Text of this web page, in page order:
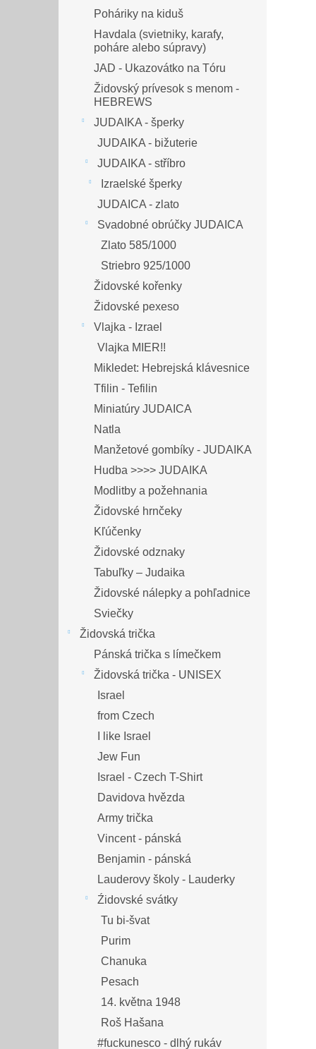
Poháriky na kiduš
Havdala (svietniky, karafy,
poháre alebo súpravy)
JAD - Ukazovátko na Tóru
Židovský prívesok s menom -
HEBREWS
JUDAIKA - šperky
JUDAIKA - bižuterie
JUDAIKA - stříbro
Izraelské šperky
JUDAICA - zlato
Svadobné obrúčky JUDAICA
Zlato 585/1000
Striebro 925/1000
Židovské kořenky
Židovské pexeso
Vlajka - Izrael
Vlajka MIER!!
Mikledet: Hebrejská klávesnice
Tfilin - Tefilin
Miniatúry JUDAICA
Natla
Manžetové gombíky - JUDAIKA
Hudba >>>> JUDAIKA
Modlitby a požehnania
Židovské hrnčeky
Kľúčenky
Židovské odznaky
Tabuľky – Judaika
Židovské nálepky a pohľadnice
Sviečky
Židovská trička
Pánská trička s límečkem
Židovská trička - UNISEX
Israel
from Czech
I like Israel
Jew Fun
Israel - Czech T-Shirt
Davidova hvězda
Army trička
Vincent - pánská
Benjamin - pánská
Lauderovy školy - Lauderky
Źidovské svátky
Tu bi-švat
Purim
Chanuka
Pesach
14. května 1948
Roš Hašana
#fuckunesco - dlhý rukáv